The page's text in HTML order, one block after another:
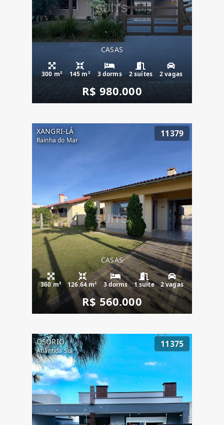
CASAS
300 m² 145 m² 3 dorms 2 suítes 2 vagas
R$ 980.000
XANGRI-LÁ
Rainha do Mar
11379
CASAS
360 m² 126.64 m² 3 dorms 1 suíte 2 vagas
R$ 560.000
OSÓRIO
Atlântida Sul
11375